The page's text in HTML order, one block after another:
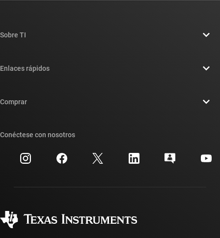
Sobre TI
Sala de redacción
Relaciones con los inversionistas
Fabricación
Enlaces rápidos
Búsqueda de referencias cruzadas
Centro de atención al cliente
Preguntas frecuentes sobre la cuenta myTI
Comprar
Preguntas frecuentes sobre pedidos
Conéctese con nosotros